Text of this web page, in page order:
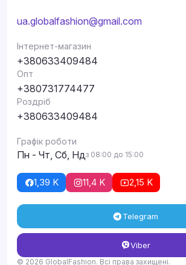
ua.globalfashion@gmail.com
Інтернет-магазин
+380633409484
Опт
+380731774477
Роздріб
+380633409484
Графік роботи
Пн - Чт, Сб, Ндз 08:00 до 15:00
1,39 K 11,4 K 2,15 K
Telegram
Viber
© 2026 GlobalFashion. Всі права захищені.